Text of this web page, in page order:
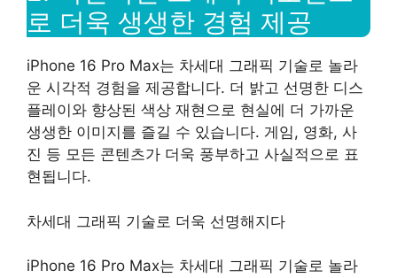
로 더욱 생생한 경험 제공
iPhone 16 Pro Max는 차세대 그래픽 기술로 놀라
운 시각적 경험을 제공합니다. 더 밝고 선명한 디스
플레이와 향상된 색상 재현으로 현실에 더 가까운
생생한 이미지를 즐길 수 있습니다. 게임, 영화, 사
진 등 모든 콘텐츠가 더욱 풍부하고 사실적으로 표
현됩니다.
차세대 그래픽 기술로 더욱 선명해지다
iPhone 16 Pro Max는 차세대 그래픽 기술로 놀라